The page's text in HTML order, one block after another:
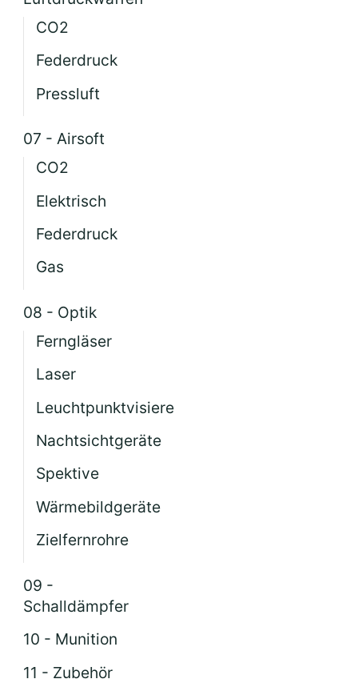
CO2
Federdruck
Pressluft
07 - Airsoft
CO2
Elektrisch
Federdruck
Gas
08 - Optik
Ferngläser
Laser
Leuchtpunktvisiere
Nachtsichtgeräte
Spektive
Wärmebildgeräte
Zielfernrohre
09 -
Schalldämpfer
10 - Munition
11 - Zubehör